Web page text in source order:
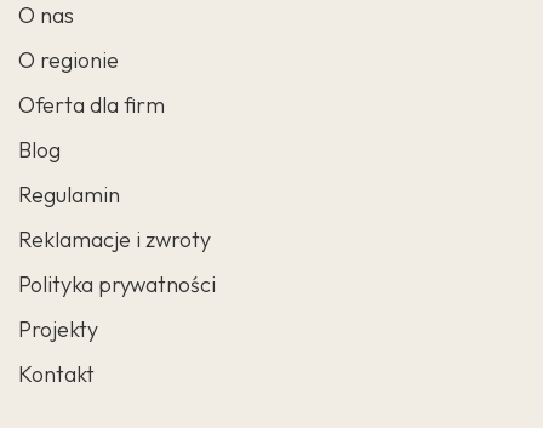
O nas
O regionie
Oferta dla firm
Blog
Regulamin
Reklamacje i zwroty
Polityka prywatności
Projekty
Kontakt